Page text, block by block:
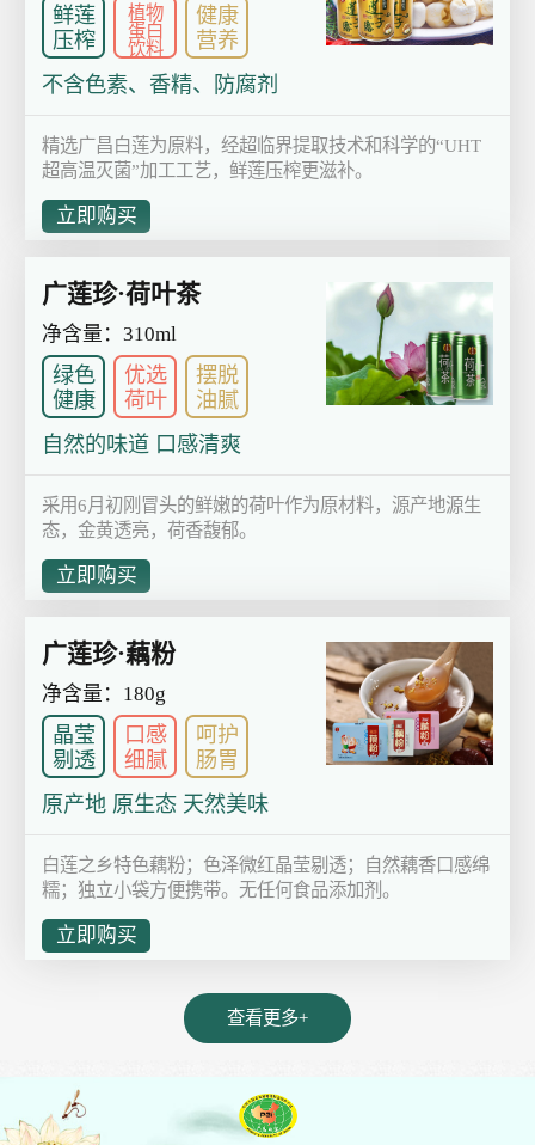
鲜莲
压榨
植物
蛋白
饮料
健康
营养
不含色素、香精、防腐剂
精选广昌白莲为原料，经超临界提取技术和科学的“UHT
超高温灭菌”加工工艺，鲜莲压榨更滋补。
立即购买
广莲珍·荷叶茶
净含量：310ml
绿色
健康
优选
荷叶
摆脱
油腻
自然的味道 口感清爽
采用6月初刚冒头的鲜嫩的荷叶作为原材料，源产地源生
态，金黄透亮，荷香馥郁。
立即购买
广莲珍·藕粉
净含量：180g
晶莹
剔透
口感
细腻
呵护
肠胃
原产地 原生态 天然美味
白莲之乡特色藕粉；色泽微红晶莹剔透；自然藕香口感绵
糯；独立小袋方便携带。无任何食品添加剂。
立即购买
查看更多+